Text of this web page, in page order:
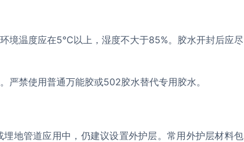
境温度应在5℃以上，湿度不大于85%。胶水开封后应尽
严禁使用普通万能胶或502胶水替代专用胶水。
地管道应用中，仍建议设置外护层。常用外护层材料包